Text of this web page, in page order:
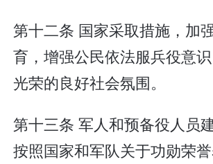
第十二条 国家采取措施，加
育，增强公民依法服兵役意
光荣的良好社会氛围。
第十三条 军人和预备役人员
按照国家和军队关于功勋荣